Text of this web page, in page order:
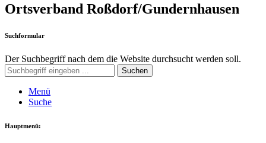
Ortsverband Roßdorf/Gundernhausen
Suchformular
Der Suchbegriff nach dem die Website durchsucht werden soll.
Suchen
Menü
Suche
Hauptmenü: